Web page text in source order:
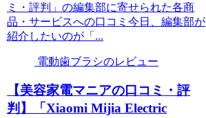
ミ・評判」の編集部に寄せられた各商
品・サービスへの口コミ今日、編集部が
紹介したいのが「...
電動歯ブラシのレビュー
【美容家電マニアの口コミ・評
判】「Xiaomi Mijia Electric